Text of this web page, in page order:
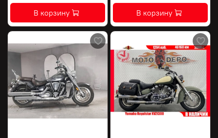
В корзину В корзину